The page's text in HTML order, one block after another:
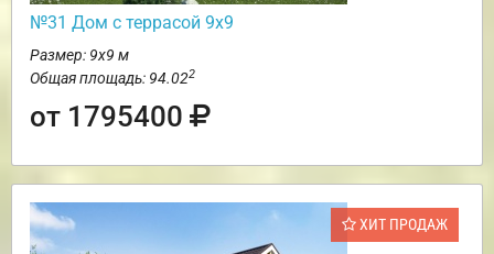
№31 Дом с террасой 9х9
Размер: 9х9 м
Общая площадь: 94.022
от 1795400
ХИТ ПРОДАЖ